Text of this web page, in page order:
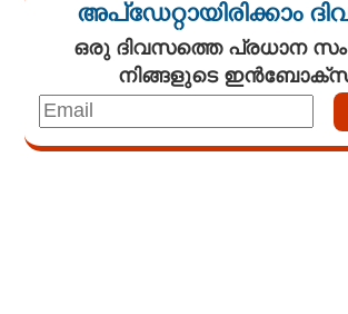
അപ്ഡേറ്റായിരിക്കാം
ഒരു ദിവസത്തെ പ്രധാന
നിങ്ങളുടെ